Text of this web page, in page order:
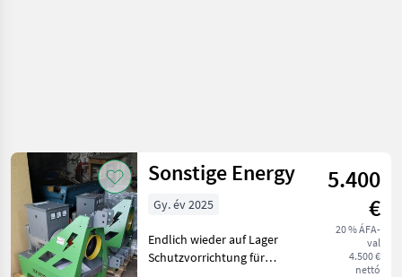
Sonstige Energy
5.400
€
20 % ÁFA-
val
4.500 €
nettó
Gy. év 2025
Endlich wieder auf Lager
Schutzvorrichtung für